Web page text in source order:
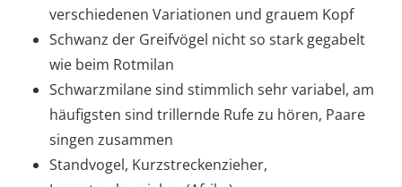
verschiedenen Variationen und grauem Kopf
Schwanz der Greifvögel nicht so stark gegabelt
wie beim Rotmilan
Schwarzmilane sind stimmlich sehr variabel, am
häufigsten sind trillernde Rufe zu hören, Paare
singen zusammen
Standvogel, Kurzstreckenzieher,